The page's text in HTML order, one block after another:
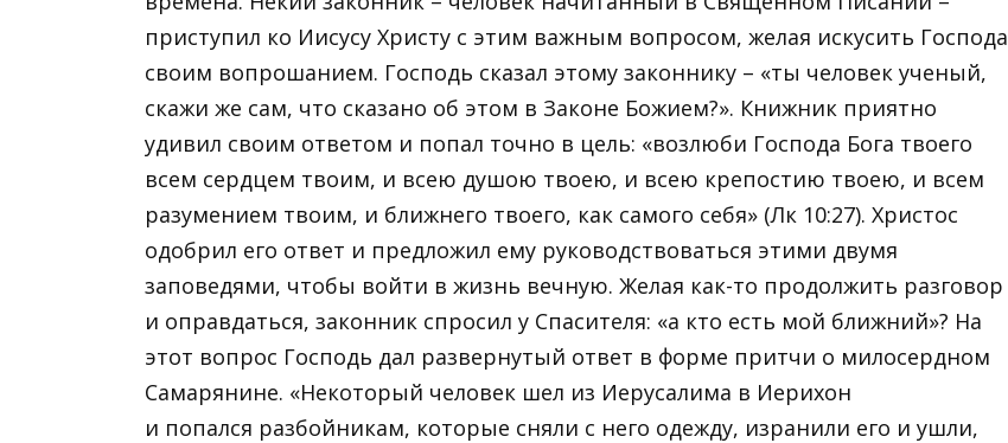
приступил ко Иисусу Христу с этим важным вопросом, желая искусить Господа
своим вопрошанием. Господь сказал этому законнику – «ты человек ученый,
скажи же сам, что сказано об этом в Законе Божием?». Книжник приятно
удивил своим ответом и попал точно в цель: «возлюби Господа Бога твоего
всем сердцем твоим, и всею душою твоею, и всею крепостию твоею, и всем
разумением твоим, и ближнего твоего, как самого себя» (Лк 10:27). Христос
одобрил его ответ и предложил ему руководствоваться этими двумя
заповедями, чтобы войти в жизнь вечную. Желая как-то продолжить разговор
и оправдаться, законник спросил у Спасителя: «а кто есть мой ближний»? На
этот вопрос Господь дал развернутый ответ в форме притчи о милосердном
Самарянине. «Некоторый человек шел из Иерусалима в Иерихон
и попался разбойникам, которые сняли с него одежду, изранили его и ушли,